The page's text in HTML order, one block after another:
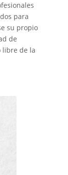
para
su propio
de
libre de la